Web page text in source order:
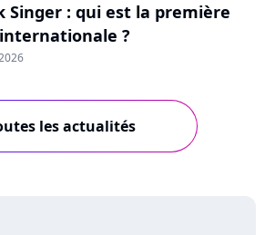
Singer : qui est la première
?
les actualités